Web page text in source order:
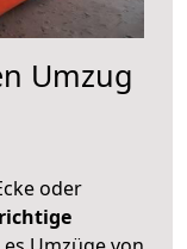
Umzug
oder
richtige